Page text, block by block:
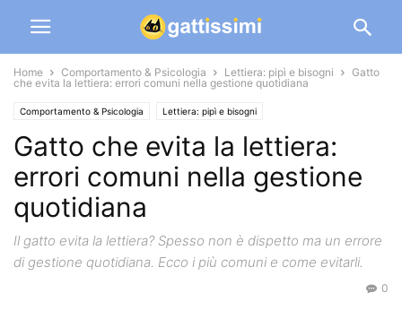
Home Comportamento & Psicologia Lettiera: pipì e bisogni
Gatto
che evita la lettiera: errori comuni nella gestione quotidiana
Comportamento & Psicologia Lettiera: pipì e bisogni
Gatto che evita la lettiera:
errori comuni nella gestione
quotidiana
Il gatto evita la lettiera? Spesso non è dispetto ma un errore
di gestione quotidiana. Ecco i più comuni e come evitarli.
0